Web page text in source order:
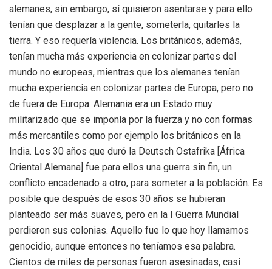
alemanes, sin embargo, sí quisieron asentarse y para ello
tenían que desplazar a la gente, someterla, quitarles la
tierra. Y eso requería violencia. Los británicos, además,
tenían mucha más experiencia en colonizar partes del
mundo no europeas, mientras que los alemanes tenían
mucha experiencia en colonizar partes de Europa, pero no
de fuera de Europa. Alemania era un Estado muy
militarizado que se imponía por la fuerza y no con formas
más mercantiles como por ejemplo los británicos en la
India. Los 30 años que duró la Deutsch Ostafrika [África
Oriental Alemana] fue para ellos una guerra sin fin, un
conflicto encadenado a otro, para someter a la población. Es
posible que después de esos 30 años se hubieran
planteado ser más suaves, pero en la I Guerra Mundial
perdieron sus colonias. Aquello fue lo que hoy llamamos
genocidio, aunque entonces no teníamos esa palabra.
Cientos de miles de personas fueron asesinadas, casi